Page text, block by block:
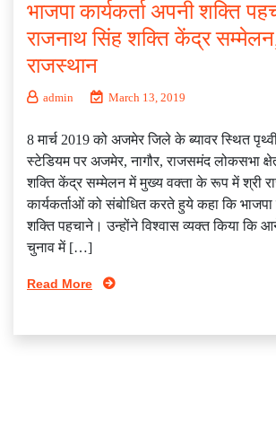
भाजपा कार्यकर्ता अपनी शक्ति
राजनाथ सिंह शक्ति केंद्र सम्मेलन,
राजस्थान
admin March 13, 2019
8 मार्च 2019 को अजमेर जिले के ब्यावर स्थित
स्टेडियम पर अजमेर, नागौर, राजसमंद लोकसभा
शक्ति केंद्र सम्मेलन में मुख्य वक्ता के रूप में श्री
कार्यकर्ताओं को संबोधित करते हुये कहा कि भाजपा
शक्ति पहचाने। उन्होंने विश्वास व्यक्त किया कि
चुनाव में […]
Read More